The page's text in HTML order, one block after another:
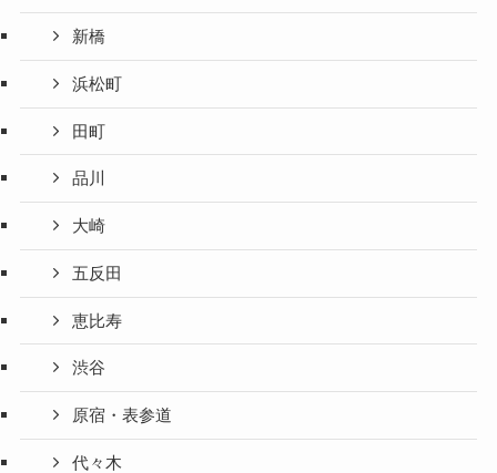
新橋
浜松町
田町
品川
大崎
五反田
恵比寿
渋谷
原宿・表参道
代々木